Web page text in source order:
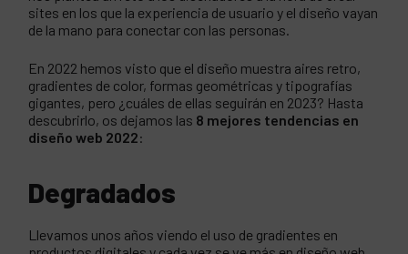
sites en los que la experiencia de usuario y el diseño vayan
de la mano para conectar con las personas.
En 2022 hemos visto que el diseño muestra aires retro,
gradientes de color, formas geométricas y tipografías
gigantes, pero ¿cuáles de ellas seguirán en 2023? Hasta
descubrirlo, os dejamos las 8 mejores tendencias en
diseño web 2022:
Degradados
Llevamos unos años viendo el uso de gradientes en